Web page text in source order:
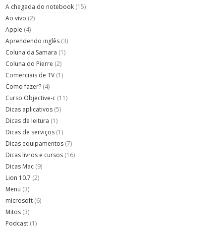
A chegada do notebook (15)
Ao vivo (2)
Apple (4)
Aprendendo inglês (3)
Coluna da Samara (1)
Coluna do Pierre (2)
Comerciais de TV (1)
Como fazer? (4)
Curso Objective-c (11)
Dicas aplicativos (5)
Dicas de leitura (1)
Dicas de serviços (1)
Dicas equipamentos (7)
Dicas livros e cursos (16)
Dicas Mac (9)
Lion 10.7 (2)
Menu (3)
microsoft (6)
Mitos (3)
Podcast (1)